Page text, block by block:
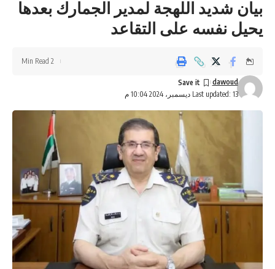
بيان شديد اللهجة لمدير الجمارك بعدها
يحيل نفسه على التقاعد
Last updated: 13 ديسمبر، 2024 10:04 م
dawoud
2 Min Read